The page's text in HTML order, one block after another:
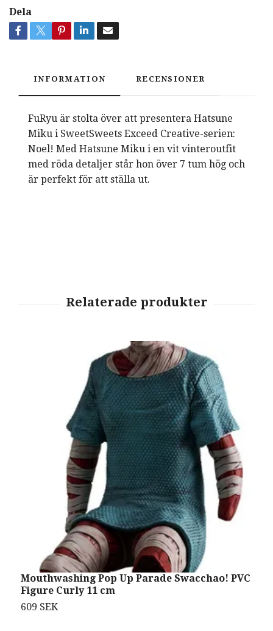
Dela
INFORMATION RECENSIONER
FuRyu är stolta över att presentera Hatsune
Miku i SweetSweets Exceed Creative-serien:
Noel! Med Hatsune Miku i en vit vinteroutfit
med röda detaljer står hon över 7 tum hög och
är perfekt för att ställa ut.
Mouthwashing Pop Up Parade Swacchao! PVC
Figure Curly 11 cm
609 SEK